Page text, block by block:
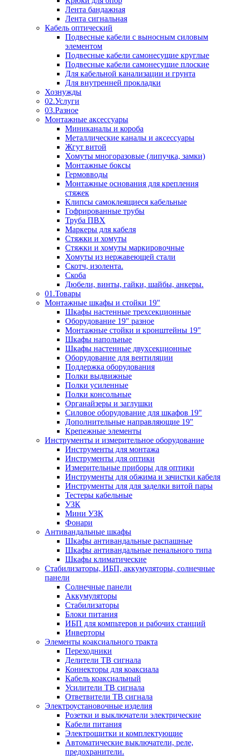
Лента бандажная
Лента сигнальная
Кабель оптический
Подвесные кабели с выносным силовым
элементом
Подвесные кабели самонесущие круглые
Подвесные кабели самонесущие плоские
Для кабельной канализации и грунта
Для внутренней прокладки
Хознужды
02.Услуги
03.Разное
Монтажные аксессуары
Миниканалы и короба
Металлические каналы и аксессуары
Жгут витой
Хомуты многоразовые (липучка, замки)
Монтажные боксы
Гермовводы
Монтажные основания для крепления
стяжек
Клипсы самоклеящиеся кабельные
Гофрированные трубы
Труба ПВХ
Маркеры для кабеля
Стяжки и хомуты
Стяжки и хомуты маркировочные
Хомуты из нержавеющей стали
Скотч, изолента.
Скоба
Дюбели, винты, гайки, шайбы, анкеры.
01.Товары
Монтажные шкафы и стойки 19"
Шкафы настенные трехсекционные
Оборудование 19" разное
Монтажные стойки и кронштейны 19"
Шкафы напольные
Шкафы настенные двухсекционные
Оборудование для вентиляции
Поддержка оборудования
Полки выдвижные
Полки усиленные
Полки консольные
Органайзеры и заглушки
Силовое оборудование для шкафов 19"
Дополнительные направляющие 19"
Крепежные элементы
Инструменты и измерительное оборудование
Инструменты для монтажа
Инструменты для оптики
Измерительные приборы для оптики
Инструменты для обжима и зачистки кабеля
Инструменты для для заделки витой пары
Тестеры кабельные
УЗК
Мини УЗК
Фонари
Антивандальные шкафы
Шкафы антивандальные распашные
Шкафы антивандальные пенального типа
Шкафы климатические
Стабилизаторы, ИБП, аккумуляторы, солнечные
панели
Солнечные панели
Аккумуляторы
Стабилизаторы
Блоки питания
ИБП для компьтеров и рабочих станций
Инверторы
Элементы коаксиального тракта
Переходники
Делители ТВ сигнала
Коннекторы для коаксиала
Кабель коаксиальный
Усилители ТВ сигнала
Ответвители ТВ сигнала
Электроустановочные изделия
Розетки и выключатели электрические
Кабели питания
Электрощитки и комплектующие
Автоматические выключатели, реле,
предохранители.